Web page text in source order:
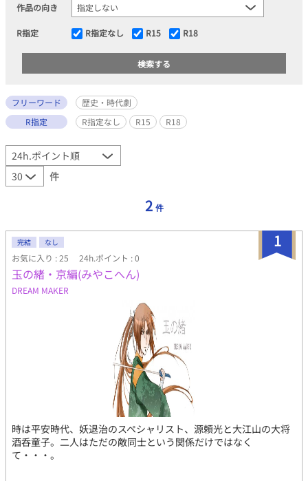
作品の向き
R指定 R指定なし R15 R18
フリーワード
歴史・時代劇
R指定
R指定なし R15 R18
件
2 件
1
完結 なし
お気に入り : 25 24h.ポイント : 0
玉の緒・京編(みやこへん)
DREAM MAKER
時は平安時代、妖退治のスペシャリスト、源頼光と大江山の大将
酒呑童子。二人はただの敵同士という関係だけではなく
て・・・。